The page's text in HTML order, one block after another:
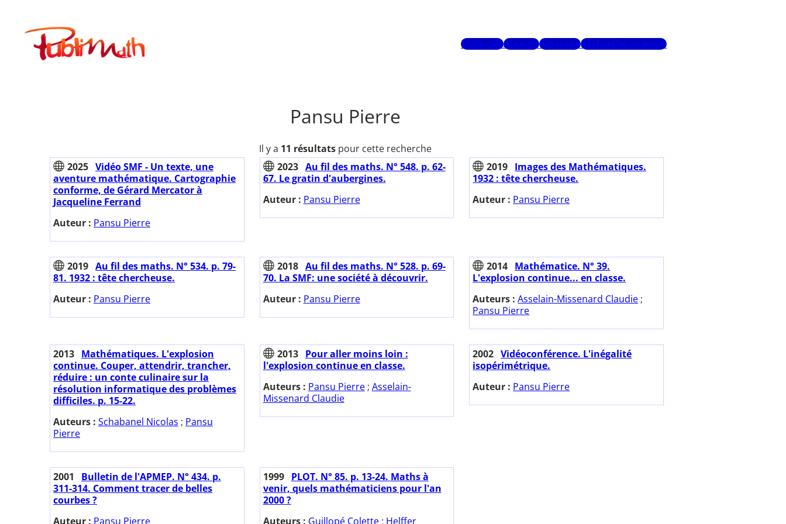
contenuPublimath
Mots-clésAuteursGlossaireRecherche avancée
Pansu Pierre
Il y a 11 résultatspour cette recherche
2025 Vidéo SMF - Un texte, une
aventure mathématique. Cartographie
conforme, de Gérard Mercator à
Jacqueline Ferrand
Auteur : Pansu Pierre
2023 Au fil des maths. N° 548. p. 62-
67. Le gratin d'aubergines.
Auteur : Pansu Pierre
2019 Images des Mathématiques.
1932 : tête chercheuse.
Auteur : Pansu Pierre
2019 Au fil des maths. N° 534. p. 79-
81. 1932 : tête chercheuse.
Auteur : Pansu Pierre
2018 Au fil des maths. N° 528. p. 69-
70. La SMF: une société à découvrir.
Auteur : Pansu Pierre
2014 Mathématice. N° 39.
L'explosion continue... en classe.
Auteurs :Asselain-Missenard Claudie ;
Pansu Pierre
2013 Mathématiques. L'explosion
continue. Couper, attendrir, trancher,
réduire : un conte culinaire sur la
résolution informatique des problèmes
difficiles. p. 15-22.
Auteurs : Schabanel Nicolas ; Pansu
Pierre
2013
Pour aller moins loin :
l'explosion continue en classe.
Auteurs : Pansu Pierre; Asselain-
Missenard Claudie
2002 Vidéoconférence. L'inégalité
isopérimétrique.
Auteur : Pansu Pierre
2001
Bulletin de l'APMEP. N° 434. p.
311-314. Comment tracer de belles
courbes ?
Auteur : Pansu Pierre
1999
PLOT. N° 85. p. 13-24. Maths à
venir, quels mathématiciens pour l'an
2000 ?
Auteurs : Guillopé Colette; Helffer